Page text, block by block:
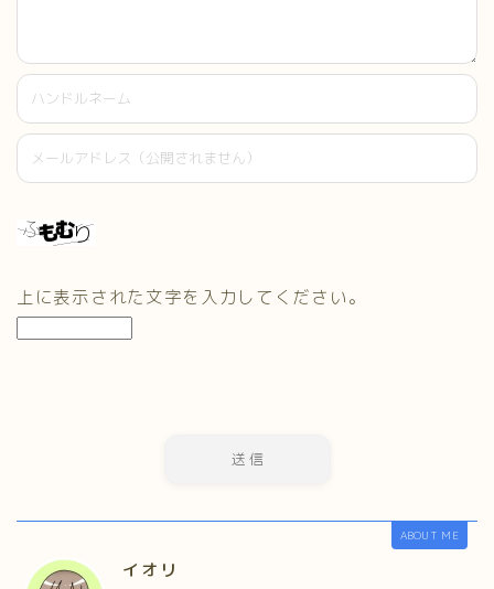
上に表示された文字を入力してください。
ABOUT ME
イオリ